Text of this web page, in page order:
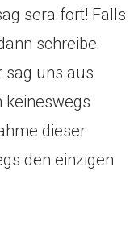
sera fort! Falls
schreibe
sag uns aus
keineswegs
dieser
den einzigen